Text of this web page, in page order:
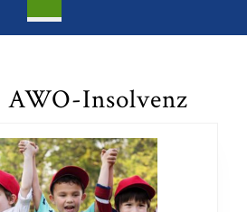
AWO-Insolvenz